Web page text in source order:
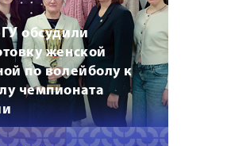
обсудили
женской
по волейболу к
чемпионата